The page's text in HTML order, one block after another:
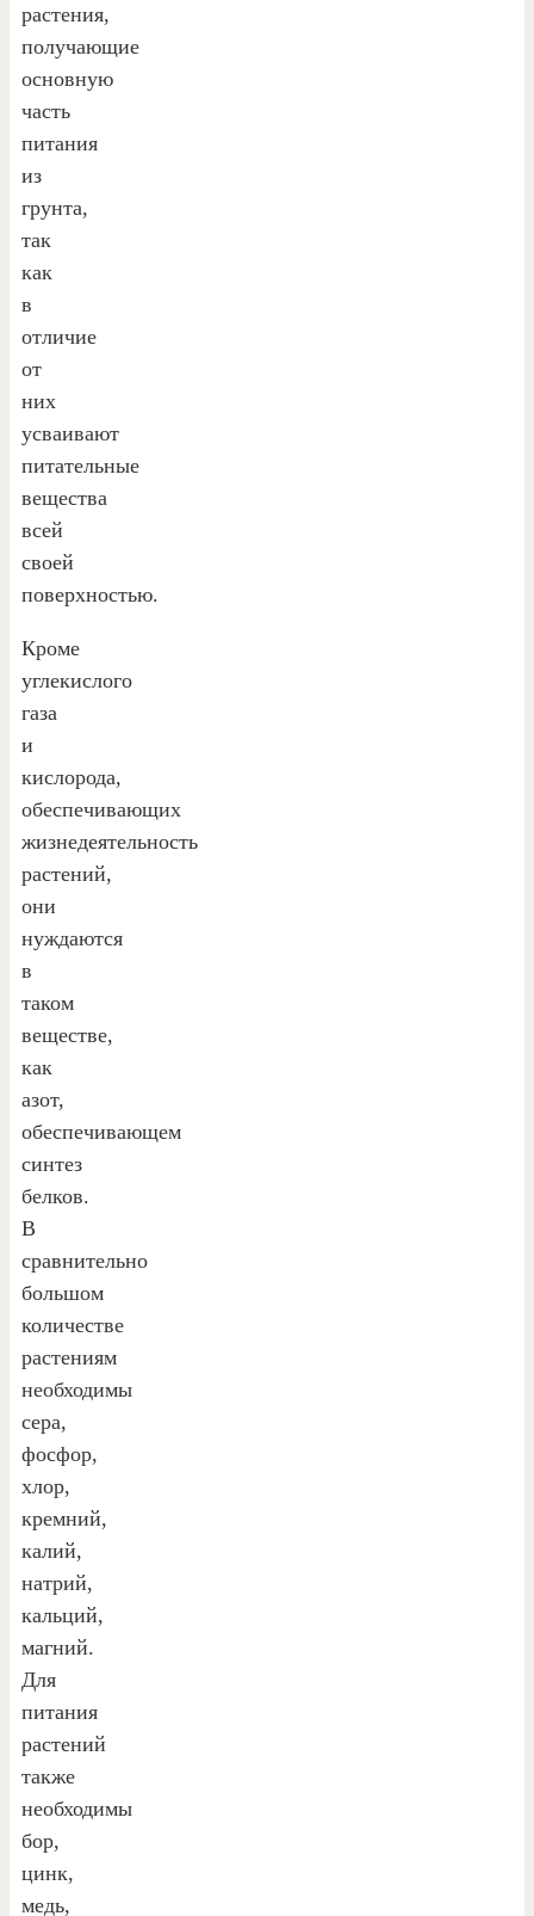
растения,
получающие
основную
часть
питания
из
грунта,
так
как
в
отличие
от
них
усваивают
питательные
вещества
всей
своей
поверхностью.
Кроме
углекислого
газа
и
кислорода,
обеспечивающих
жизнедеятельность
растений,
они
нуждаются
в
таком
веществе,
как
азот,
обеспечивающем
синтез
белков.
В
сравнительно
большом
количестве
растениям
необходимы
сера,
фосфор,
хлор,
кремний,
калий,
натрий,
кальций,
магний.
Для
питания
растений
также
необходимы
бор,
цинк,
медь,